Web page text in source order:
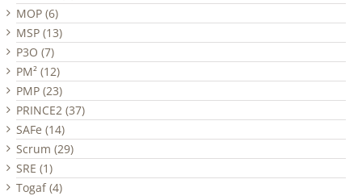
MOP (6)
MSP (13)
P3O (7)
PM² (12)
PMP (23)
PRINCE2 (37)
SAFe (14)
Scrum (29)
SRE (1)
Togaf (4)